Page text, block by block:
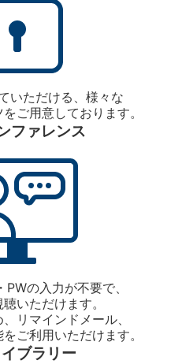
いただける、様々な
ご用意しております。
ファレンス
の入力が不要で、
いただけます。
リマインドメール、
ご利用いただけます。
ブラリー